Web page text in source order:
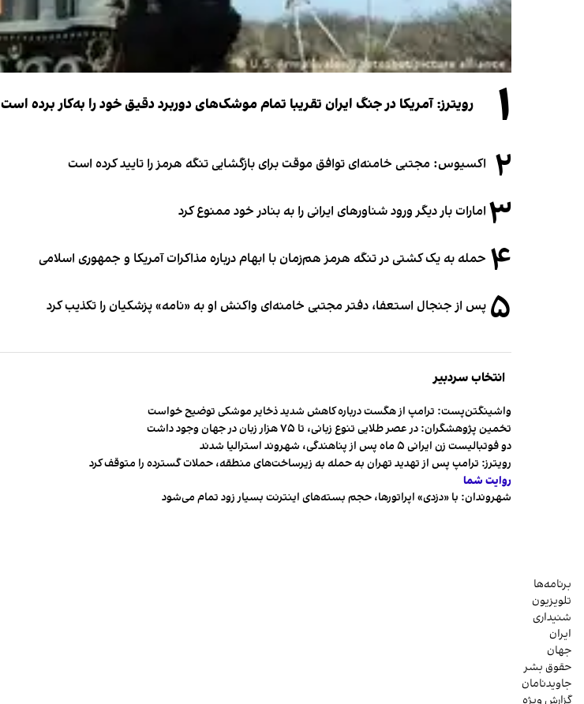
۱ رویترز: آمریکا در جنگ ایران تقریبا تمام موشک‌های دوربرد دقیق خود را به‌کار برده است
۲ اکسیوس: مجتبی خامنه‌ای توافق موقت برای بازگشایی تنگه هرمز را تایید کرده است
۳ امارات بار دیگر ورود شناورهای ایرانی را به بنادر خود ممنوع کرد
۴ حمله به یک کشتی در تنگه هرمز هم‌زمان با ابهام درباره مذاکرات آمریکا و جمهوری اسلامی
۵ پس از جنجال استعفا، دفتر مجتبی خامنه‌ای واکنش او به «نامه» پزشکیان را تکذیب کرد
انتخاب سردبیر
واشینگتن‌پست: ترامپ از هگست درباره کاهش شدید ذخایر موشکی توضیح خواست
تخمین پژوهشگران: در عصر طلایی تنوع زبانی، تا ۷۵ هزار زبان در جهان وجود داشت
دو فوتبالیست زن ایرانی ۵ ماه پس از پناهندگی، شهروند استرالیا شدند
رویترز: ترامپ پس از تهدید تهران به حمله به زیرساخت‌های منطقه، حملات گسترده را متوقف کرد
روایت شما
شهروندان:‌ با «دزدی» اپراتورها، حجم بسته‌های اینترنت بسیار زود تمام می‌شود
برنامه‌ها
تلویزیون
شنیداری
ایران
جهان
حقوق بشر
جاویدنامان
گزارش ویژه